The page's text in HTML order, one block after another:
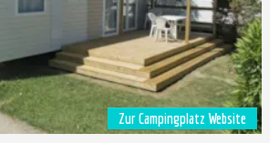
Zur Campingplatz Website